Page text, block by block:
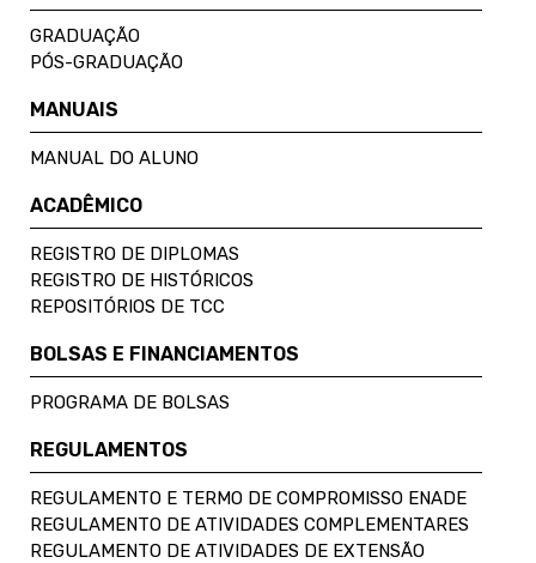
GRADUAÇÃO
PÓS-GRADUAÇÃO
MANUAIS
MANUAL DO ALUNO
ACADÊMICO
REGISTRO DE DIPLOMAS
REGISTRO DE HISTÓRICOS
REPOSITÓRIOS DE TCC
BOLSAS E FINANCIAMENTOS
PROGRAMA DE BOLSAS
REGULAMENTOS
REGULAMENTO E TERMO DE COMPROMISSO ENADE
REGULAMENTO DE ATIVIDADES COMPLEMENTARES
REGULAMENTO DE ATIVIDADES DE EXTENSÃO